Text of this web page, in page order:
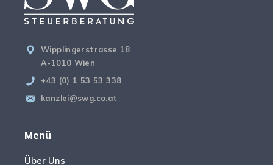
Wipplingerstrasse 18
A-1010 Wien
+43 (0) 1 53 53 338
kanzlei@swg.co.at
Menü
Über Uns